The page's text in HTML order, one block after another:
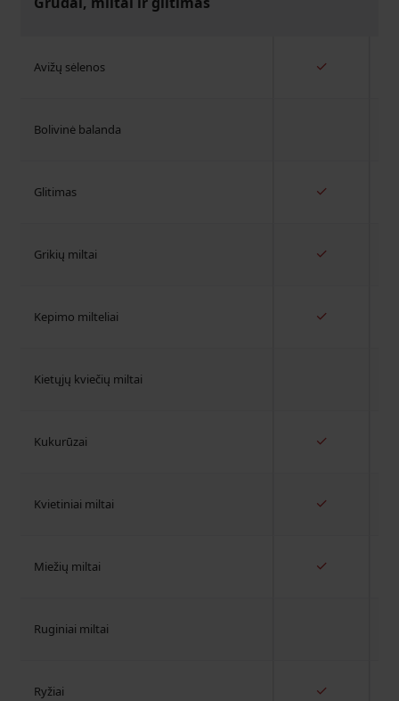
Avižų sėlenos ✓
Bolivinė balanda
Glitimas ✓
Grikių miltai ✓
Kepimo milteliai ✓
Kietųjų kviečių miltai
Kukurūzai ✓
Kvietiniai miltai ✓
Miežių miltai ✓
Ruginiai miltai
Ryžiai ✓